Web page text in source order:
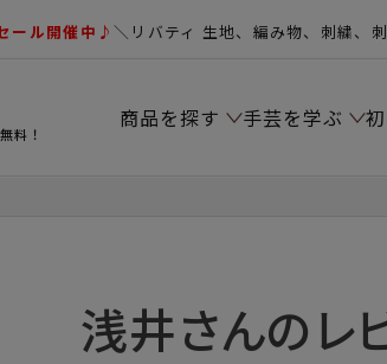
ール開催中♪＼リバティ 生地、編み物、刺繍、
料！
商品を探す 手芸を学ぶ
浅井さんのレ